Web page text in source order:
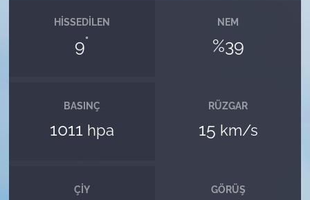
HISSEDILEN
9°
NEM
%39
BASINÇ
1011 hpa
RÜZGAR
15 km/s
ÇIY GÖRÜŞ